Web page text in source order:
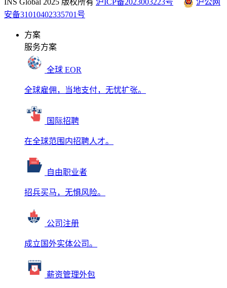
INS Global 2025 版权所有 沪ICP备2023003223号
沪公网
安备31010402335701号
方案
服务方案
全球 EOR
全球雇佣，当地支付，无忧扩张。
国际招聘
在全球范围内招聘人才。
自由职业者
招兵买马，无惧风险。
公司注册
成立国外实体公司。
薪资管理外包